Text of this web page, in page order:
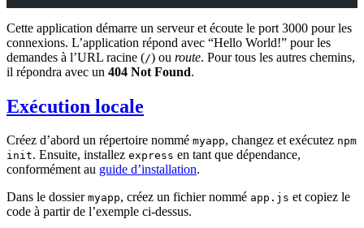
Cette application démarre un serveur et écoute le port 3000 pour les
connexions. L’application répond avec “Hello World!” pour les
demandes à l’URL racine (/) ou route. Pour tous les autres chemins,
il répondra avec un 404 Not Found.
Exécution locale
Créez d’abord un répertoire nommé myapp, changez et exécutez npm
init. Ensuite, installez express en tant que dépendance,
conformément au guide d’installation.
Dans le dossier myapp, créez un fichier nommé app.js et copiez le
code à partir de l’exemple ci-dessus.